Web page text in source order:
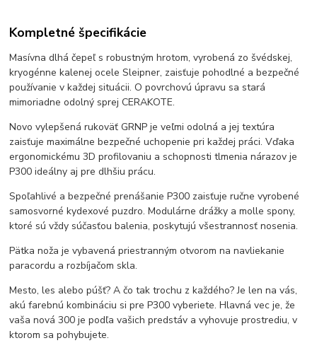
Kompletné špecifikácie
Masívna dlhá čepeľ s robustným hrotom, vyrobená zo švédskej,
kryogénne kalenej ocele Sleipner, zaisťuje pohodlné a bezpečné
používanie v každej situácii. O povrchovú úpravu sa stará
mimoriadne odolný sprej CERAKOTE.
Novo vylepšená rukoväť GRNP je veľmi odolná a jej textúra
zaisťuje maximálne bezpečné uchopenie pri každej práci. Vďaka
ergonomickému 3D profilovaniu a schopnosti tlmenia nárazov je
P300 ideálny aj pre dlhšiu prácu.
Spoľahlivé a bezpečné prenášanie P300 zaisťuje ručne vyrobené
samosvorné kydexové puzdro. Modulárne drážky a molle spony,
ktoré sú vždy súčasťou balenia, poskytujú všestrannosť nosenia.
Pätka noža je vybavená priestranným otvorom na navliekanie
paracordu a rozbíjačom skla.
Mesto, les alebo púšť? A čo tak trochu z každého? Je len na vás,
akú farebnú kombináciu si pre P300 vyberiete. Hlavná vec je, že
vaša nová 300 je podľa vašich predstáv a vyhovuje prostrediu, v
ktorom sa pohybujete.